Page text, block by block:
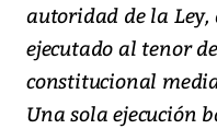
autoridad de la
ejecutado al tenor
constitucional
Una sola ejecución